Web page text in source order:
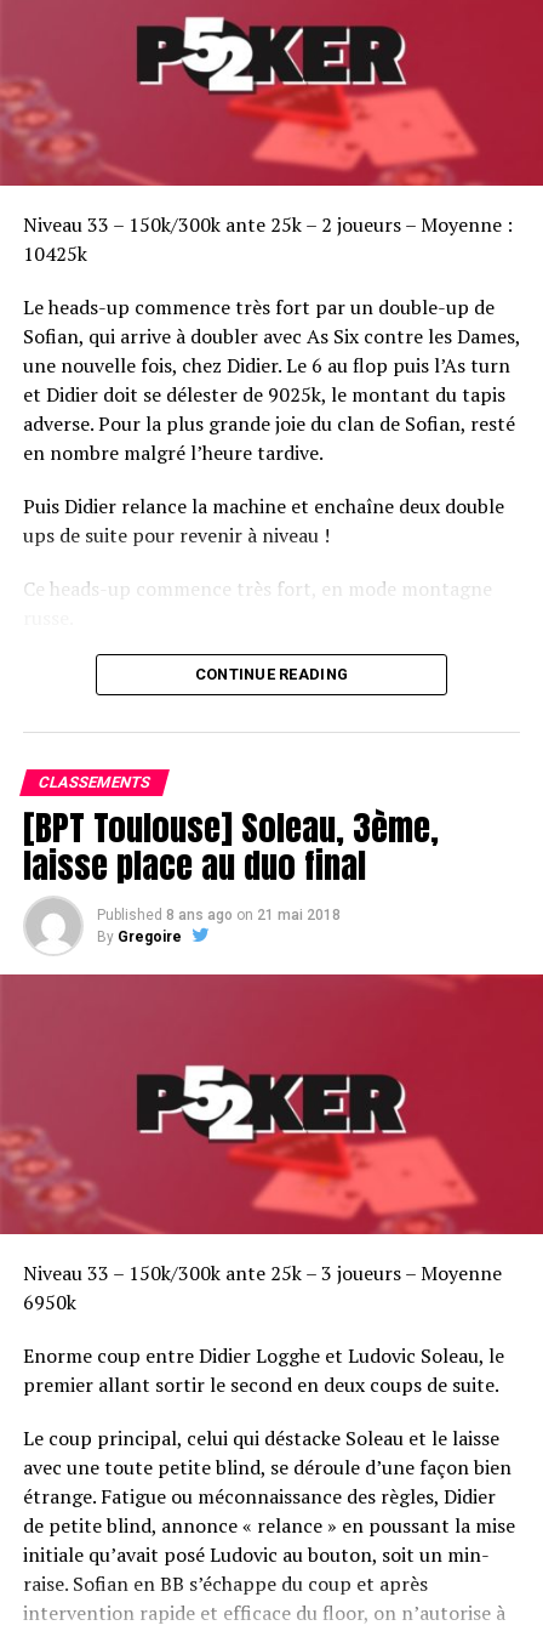
14e – 3.636€
RELATED TOPICS:
UP NEXT
EPT DEAUVILLE
DON'T MISS
LIVE COVERAGE du Mazagan Poker Million : du 18 au 20
mars
Niveau 33 – 150k/300k ante 25k – 2 joueurs – Moyenne :
10425k
Le heads-up commence très fort par un double-up de
Sofian, qui arrive à doubler avec As Six contre les Dames,
une nouvelle fois, chez Didier. Le 6 au flop puis l’As turn
et Didier doit se délester de 9025k, le montant du tapis
adverse. Pour la plus grande joie du clan de Sofian, resté
en nombre malgré l’heure tardive.
Puis Didier relance la machine et enchaîne deux double
ups de suite pour revenir à niveau !
Ce heads-up commence très fort, en mode montagne
Le champagne va réchauffer si les deux finalistes ne se décident pas !
CONTINUE READING
CLASSEMENTS
[BPT Toulouse] Soleau, 3ème,
laisse place au duo final
Published 8 ans ago on 21 mai 2018
By Gregoire
Niveau 33 – 150k/300k ante 25k – 3 joueurs – Moyenne
6950k
Enorme coup entre Didier Logghe et Ludovic Soleau, le
premier allant sortir le second en deux coups de suite.
Le coup principal, celui qui déstacke Soleau et le laisse
avec une toute petite blind, se déroule d’une façon bien
étrange. Fatigue ou méconnaissance des règles, Didier
de petite blind, annonce « relance » en poussant la mise
initiale qu’avait posé Ludovic au bouton, soit un min-
raise. Sofian en BB s’échappe du coup et après
intervention rapide et efficace du floor, on n’autorise à